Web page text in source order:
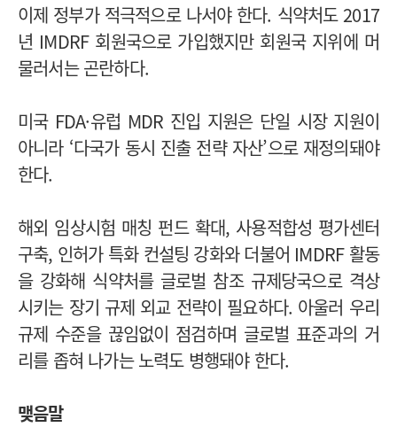
이제 정부가 적극적으로 나서야 한다. 식약처도 2017
년 IMDRF 회원국으로 가입했지만 회원국 지위에 머
물러서는 곤란하다.
미국 FDA·유럽 MDR 진입 지원은 단일 시장 지원이
아니라 ‘다국가 동시 진출 전략 자산’으로 재정의돼야
한다.
해외 임상시험 매칭 펀드 확대, 사용적합성 평가센터
구축, 인허가 특화 컨설팅 강화와 더불어 IMDRF 활동
을 강화해 식약처를 글로벌 참조 규제당국으로 격상
시키는 장기 규제 외교 전략이 필요하다. 아울러 우리
규제 수준을 끊임없이 점검하며 글로벌 표준과의 거
리를 좁혀 나가는 노력도 병행돼야 한다.
맺음말